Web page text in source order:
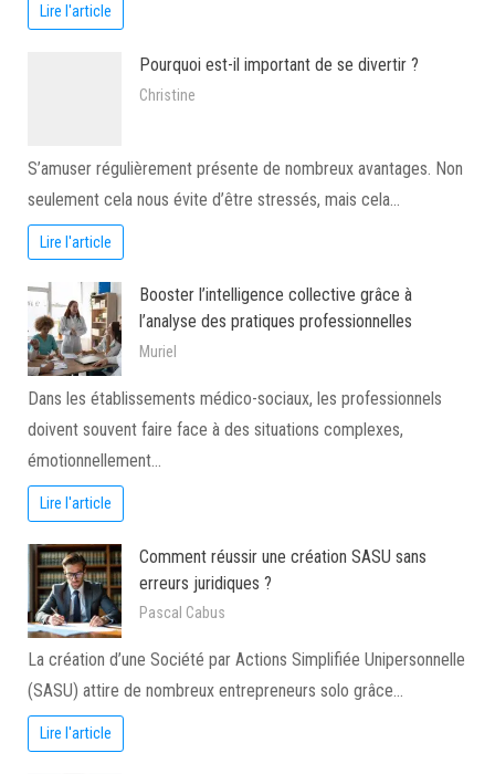
Lire l'article
Pourquoi est-il important de se divertir ?
Christine
S’amuser régulièrement présente de nombreux avantages. Non
seulement cela nous évite d’être stressés, mais cela…
Lire l'article
Booster l’intelligence collective grâce à
l’analyse des pratiques professionnelles
Muriel
Dans les établissements médico-sociaux, les professionnels
doivent souvent faire face à des situations complexes,
émotionnellement…
Lire l'article
Comment réussir une création SASU sans
erreurs juridiques ?
Pascal Cabus
La création d’une Société par Actions Simplifiée Unipersonnelle
(SASU) attire de nombreux entrepreneurs solo grâce…
Lire l'article